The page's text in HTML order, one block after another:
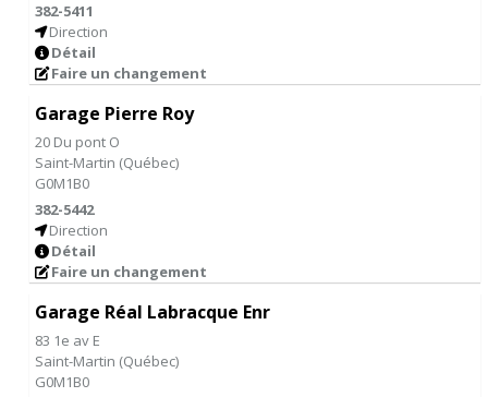
382-5411
Direction
Détail
Faire un changement
Garage Pierre Roy
20 Du pont O
Saint-Martin (Québec)
G0M1B0
382-5442
Direction
Détail
Faire un changement
Garage Réal Labracque Enr
83 1e av E
Saint-Martin (Québec)
G0M1B0